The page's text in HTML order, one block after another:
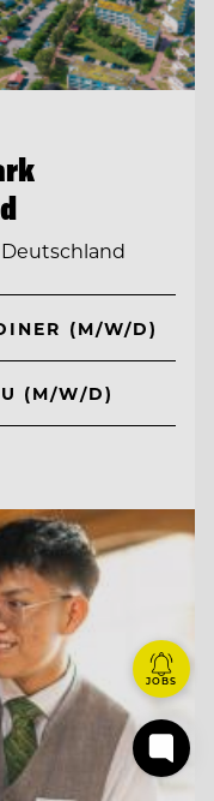
Deutschland
(M/W/D)
(M/W/D)
JOBS